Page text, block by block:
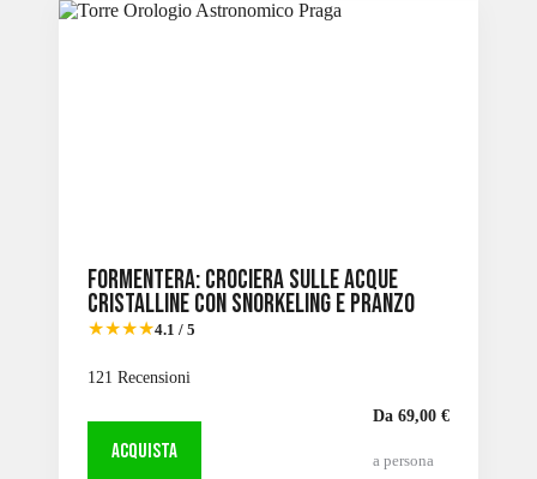
Formentera: Crociera sulle acque
cristalline con snorkeling e pranzo
★★★★4.1 / 5
121 Recensioni
ACQUISTA
Da 69,00 €
a persona